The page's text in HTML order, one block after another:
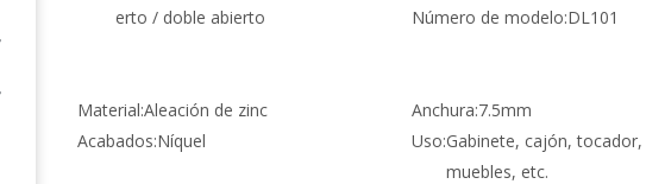
erto / doble abierto
Número de modelo:DL101
Material:Aleación de zinc Anchura:7.5mm
Acabados:Níquel Uso:Gabinete, cajón,
muebles, etc.